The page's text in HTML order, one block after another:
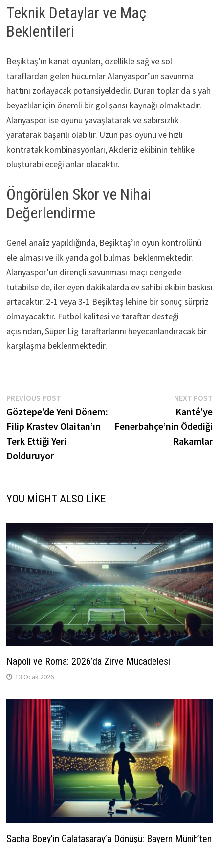
Teknik Detaylar ve Maç
Beklentileri
Beşiktaş’ın kanat oyunları, özellikle sağ ve sol
taraflardan gelen hücumlar Alanyaspor’un savunma
hattını zorlayacak potansiyeldedir. Duran toplar da siyah
beyazlılar için önemli bir gol şansı kaynağı olmaktadır.
Alanyaspor ise oyunu yavaşlatarak ve sabırsızlık
yaratarak başarılı olabilir. Uzun pas oyunu ve hızlı
kontratak kombinasyonları, Akdeniz ekibinin tehlike
oluşturabileceği anlar olacaktır.
Öngörülen Skor ve Nihai
Değerlendirme
Genel analiz yapıldığında, Beşiktaş’ın oyun kontrolünü
ele alması ve ilk yarıda gol bulması beklenmektedir.
Alanyaspor’un dirençli savunması maçı dengede
tutabilse de, ilerleyen dakikalarda ev sahibi ekibin baskısı
artacaktır. 2-1 veya 3-1 Beşiktaş lehine bir sonuç sürpriz
olmayacaktır. Futbol kalitesi ve taraftar desteği
açısından, Süper Lig taraftarlarını heyecanlandıracak bir
karşılaşma beklenmektedir.
Yazı
gezinmesi
PREVIOUS POSTPrevious
post:
Göztepe’de Yeni Dönem:
Filip Krastev Olaitan’ın
Terk Ettiği Yeri
Dolduruyor
NEXT POST
Kanté’ye
Fenerbahçe’nin Ödediği
Rakamlar
YOU MIGHT ALSO LIKE
Napoli ve Roma: 2026’da Zirve Mücadelesi
13 Ocak 2026
Sacha Boey’in Galatasaray’a Dönüşü: Bayern Münih’ten